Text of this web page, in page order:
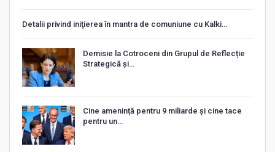
Detalii privind iniţierea în mantra de comuniune cu Kalki…
Demisie la Cotroceni din Grupul de Reflecție
Strategică și…
Cine amenință pentru 9 miliarde și cine tace
pentru un…